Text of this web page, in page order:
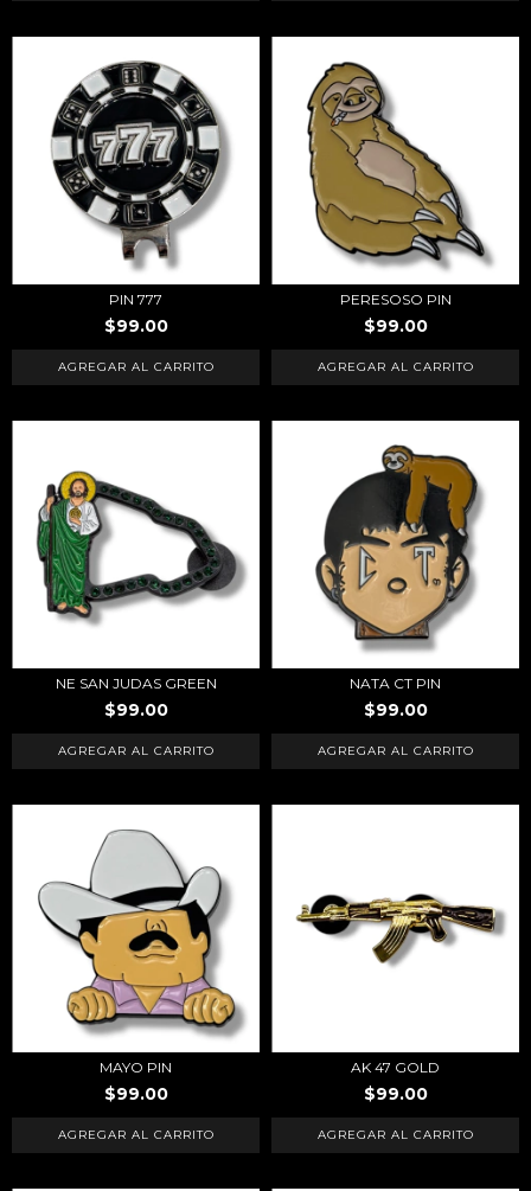
PIN 777
$99.00
PERESOSO PIN
$99.00
NE SAN JUDAS GREEN
$99.00
NATA CT PIN
$99.00
MAYO PIN
$99.00
AK 47 GOLD
$99.00